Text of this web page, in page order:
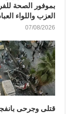
بموفور الصحة
العزب واللواء
07/08/2026
قتلى وجرحى